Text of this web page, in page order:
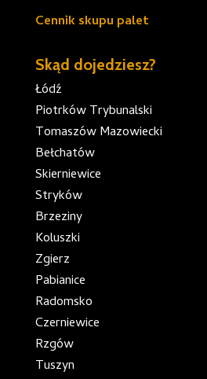
Cennik skupu palet
Skąd dojedziesz?
Łódź
Piotrków Trybunalski
Tomaszów Mazowiecki
Bełchatów
Skierniewice
Stryków
Brzeziny
Koluszki
Zgierz
Pabianice
Radomsko
Czerniewice
Rzgów
Tuszyn